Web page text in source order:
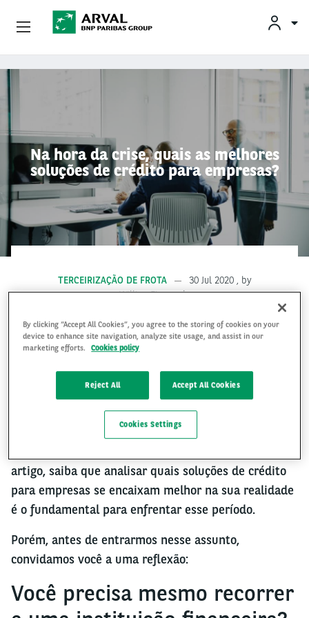
Pular para o conteúdo principal
Na hora da crise, quais as melhores
soluções de crédito para empresas?
TERCEIRIZAÇÃO DE FROTA 30 Jul 2020
, by
Willian Figueredo
Na hora da crise, quais as
melhores soluções de crédito
para empresas?
artigo, saiba que analisar quais soluções de crédito
para empresas se encaixam melhor na sua realidade
é o fundamental para enfrentar esse período.
Porém, antes de entrarmos nesse assunto,
convidamos você a uma reflexão:
Você precisa mesmo recorrer
Conheça A Arval
By clicking “Accept All Cookies”, you agree to the storing of cookies on your
device to enhance site navigation, analyze site usage, and assist in our
marketing efforts.
Cookies policy
Reject All Accept All Cookies
Cookies Settings